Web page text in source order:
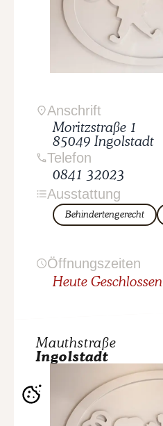
Anschrift
Moritzstraße 1
85049 Ingolstadt
Telefon
0841 32023
Ausstattung
Behindertengerecht
Öffnungszeiten
Heute Geschlossen
Mauthstraße
Ingolstadt